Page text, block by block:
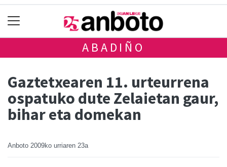
ABADIÑO
Gaztetxearen 11. urteurrena
ospatuko dute Zelaietan gaur,
bihar eta domekan
Anboto 2009ko urriaren 23a